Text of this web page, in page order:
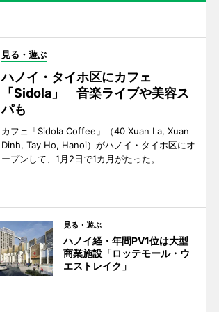
見る・遊ぶ
ハノイ・タイホ区にカフェ
「Sidola」 音楽ライブや美容ス
パも
カフェ「Sidola Coffee」（40 Xuan La, Xuan
Dinh, Tay Ho, Hanoi）がハノイ・タイホ区にオ
ープンして、1月2日で1カ月がたった。
見る・遊ぶ
ハノイ経・年間PV1位は大型
商業施設「ロッテモール・ウ
エストレイク」